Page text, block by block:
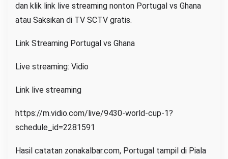
dan klik link live streaming nonton Portugal vs Ghana
atau Saksikan di TV SCTV gratis.
Link Streaming Portugal vs Ghana
Live streaming: Vidio
Link live streaming
https://m.vidio.com/live/9430-world-cup-1?
schedule_id=2281591
Hasil catatan zonakalbar.com, Portugal tampil di Piala